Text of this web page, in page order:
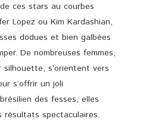
ces stars au courbes
Lopez ou Kim Kardashian,
dodues et bien galbées
De nombreuses femmes,
s’orientent vers
s’offrir un joli
des fesses, elles
résultats spectaculaires.